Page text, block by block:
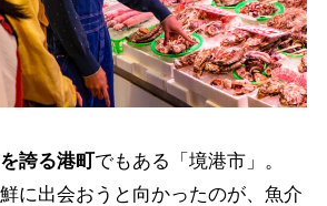
誇る港町でもある「境港市」。
に出会おうと向かったのが、魚介